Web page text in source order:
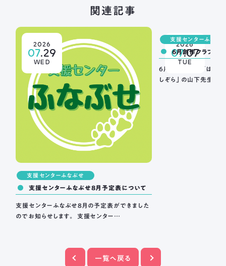
関連記事
2026
07.29
WED
支援センターふなぶせ
支援センターふなぶせ8月予定表について
支援センターふなぶせ8月の予定表ができました
のでお知らせします。 支援センター…
2026
07.07
TUE
支援センターふなぶ
6月創作クラブ（グ
6月の創作クラブは昨
しぞら」の山下先生に
一覧へ戻る